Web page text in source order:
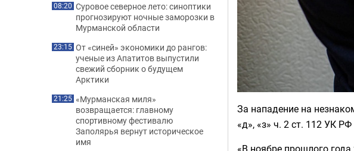
За нападение на
«д», «з» ч. 2 ст. 112 УК
08:20 Суровое северное лето: синоптики
прогнозируют ночные заморозки в
Мурманской области
23:15 От «синей» экономики до рангов:
ученые из Апатитов выпустили
свежий сборник о будущем
Арктики
21:25 «Мурманская миля»
возвращается: главному
спортивному фестивалю
Заполярья вернут историческое
имя